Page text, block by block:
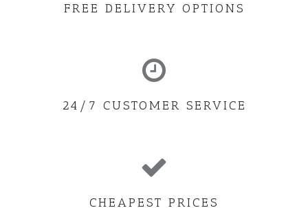
FREE DELIVERY OPTIONS
24/7 CUSTOMER SERVICE
CHEAPEST PRICES